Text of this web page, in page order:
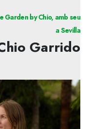
Garden by Chio, amb seu
a Sevilla
Garrido